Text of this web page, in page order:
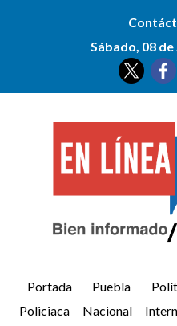
Sábado, 08
Portada Puebla
Policiaca
Nacional